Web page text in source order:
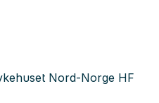
Nord-Norge HF